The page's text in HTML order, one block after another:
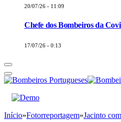
20/07/26 - 11:09
Chefe dos Bombeiros da
17/07/26 - 0:13
Início»Fotorreportagem»Jacinto